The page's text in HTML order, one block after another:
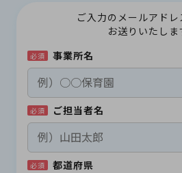
ご入力のメールアド
お送りいたしま
必須 事業所名
必須 ご担当者名
必須 都道府県